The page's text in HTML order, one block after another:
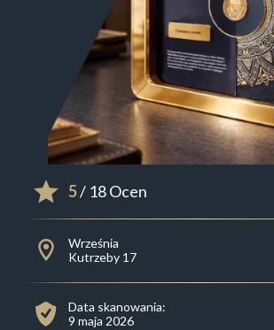
5/ 18 Ocen
Września
Kutrzeby 17
Data skanowania:
9 maja 2026